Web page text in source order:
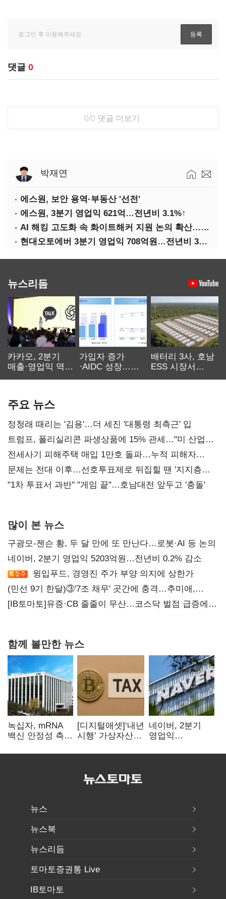
댓글 0
0/0 댓글 더보기
박재연
에스원, 보안 용역·부동산 '선전'
에스원, 3분기 영업익 621억…전년비 3.1%↑
AI 해킹 고도화 속 화이트해커 지원 논의 확산…'버그바운티' 재조명
현대오토에버 3분기 영업익 708억원…전년비 34.8%↑
뉴스리듬
카카오, 2분기
매출·영업익 역대
가입자 증가
·AIDC 성장…
배터리 3사, 호남
ESS 시장서
주요 뉴스
정청래 때리는 '김용'…더 세진 '대통령 최측근' 입
트럼프, 폴리실리콘 파생상품에 15% 관세…"미 산업
재건"
전세사기 피해주택 매입 1만호 돌파…누적 피해자
4만278명
문제는 전대 이후…선호투표제로 뒤집힐 땐 '지지층
불복'
"1차 투표서 과반" "게임 끝"…호남대전 앞두고 '충돌'
많이 본 뉴스
구광모-젠슨 황, 두 달 만에 또 만난다…로봇·AI 등 논의
네이버, 2분기 영업익 5203억원…전년비 0.2% 감소
윙입푸드, 경영진 주가 부양 의지에 상한가
(민선 9기 한달)③'7조 채무' 곳간에 충격…추미애,
20년만에 '비상재정' 선언 승부수
[IB토마토]유증·CB 줄줄이 무산…코스닥 벌점 급증에
함께 볼만한 뉴스
녹십자, mRNA
백신 안정성 측정
[디지털애셋]‘내년
시행’ 가상자산
문턱 넘을까
네이버, 2분기
영업익
전년비 0.2%
뉴스
뉴스북
뉴스리듬
토마토증권통 Live
IB토마토